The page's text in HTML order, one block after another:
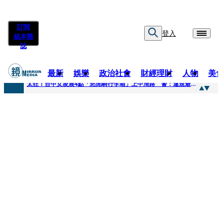
訂閱
紙本雜
誌
登入
最新 娛樂 政治社會 財經理財 人物 美
快訊
太狂！台中女凌晨4點「悠閒騎行李箱」上中清路 警：違規最高罰3600